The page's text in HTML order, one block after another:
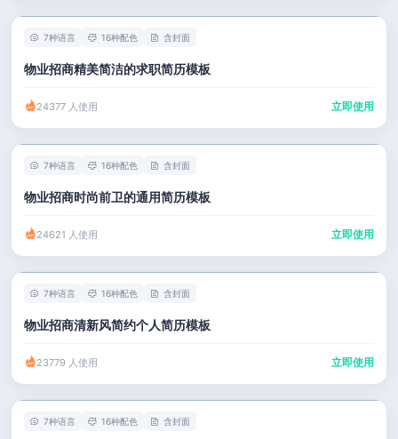
7种语言 16种配色 含封面
物业招商精美简洁的求职简历模板
24377 人使用 立即使用
7种语言 16种配色 含封面
物业招商时尚前卫的通用简历模板
24621 人使用 立即使用
7种语言 16种配色 含封面
物业招商清新风简约个人简历模板
23779 人使用 立即使用
7种语言 16种配色 含封面